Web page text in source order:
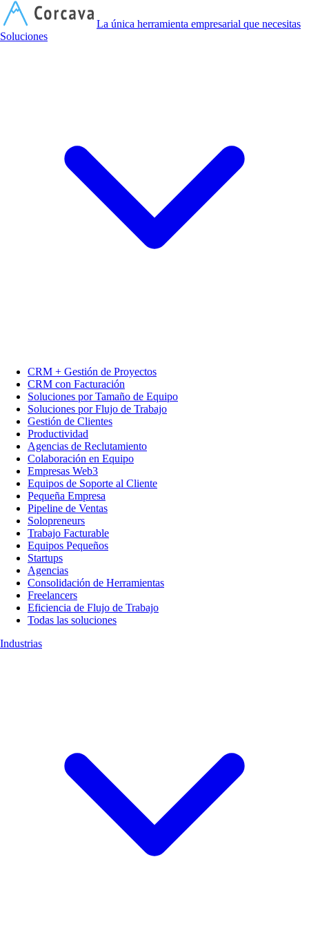
La única herramienta empresarial que necesitas
Soluciones
CRM + Gestión de Proyectos
CRM con Facturación
Soluciones por Tamaño de Equipo
Soluciones por Flujo de Trabajo
Gestión de Clientes
Productividad
Agencias de Reclutamiento
Colaboración en Equipo
Empresas Web3
Equipos de Soporte al Cliente
Pequeña Empresa
Pipeline de Ventas
Solopreneurs
Trabajo Facturable
Equipos Pequeños
Startups
Agencias
Consolidación de Herramientas
Freelancers
Eficiencia de Flujo de Trabajo
Todas las soluciones
Industrias